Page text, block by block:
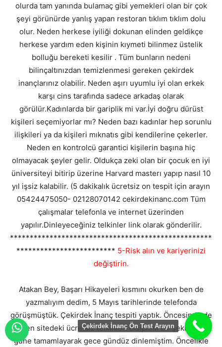
olurda tam yanında bulamaç gibi yemekleri olan bir çok
şeyi görünürde yanlış yapan restoran tıklım tıklım dolu
olur. Neden herkese iyiliği dokunan elinden geldikçe
herkese yardım eden kişinin kıymeti bilinmez üstelik
bolluğu bereketi kesilir . Tüm bunların nedeni
bilinçaltınızdan temizlenmesi gereken çekirdek
inançlarınız olabilir. Neden aşırı uyumlu iyi olan erkek
karşı cins tarafında sadece arkadaş olarak
görülür.Kadınlarda bir gariplik mi var.İyi doğru dürüst
kişileri seçemiyorlar mı? Neden bazı kadınlar hep sorunlu
ilişkileri ya da kişileri mıknatıs gibi kendilerine çekerler.
Neden en kontrolcü garantici kişilerin başına hiç
olmayacak şeyler gelir. Oldukça zeki olan bir çocuk en iyi
üniversiteyi bitirip üzerine Harvard masterı yapıp nasıl 10
yıl işsiz kalabilir. (5 dakikalık ücretsiz on tespit için arayın
05424475050- 02128070142 cekirdekinanc.com Tüm
çalışmalar telefonla ve internet üzerinden
yapılır.Dinleyeceğiniz telkinler link olarak gönderilir.
***************************************************
************************* 5-Risk alın ve kariyerinizi
değiştirin.
Atakan Bey, Başarı Hikayeleri kısmını okurken ben de
yazmalıyım dedim, 5 Mayıs tarihlerinde telefonda
görüşmüştük. Çekirdek İnanç tespiti yaptık. Öncesinde de
zaten sitedeki ücretsiz telkinleri disiplinli bir şekilde 21
güne tamamlayarak gece gündüz dinlemiştim. Öncelikle
Çekirdek İnanç Ön Test Arayın